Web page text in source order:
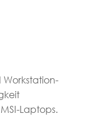
Workstation-
Laptops.